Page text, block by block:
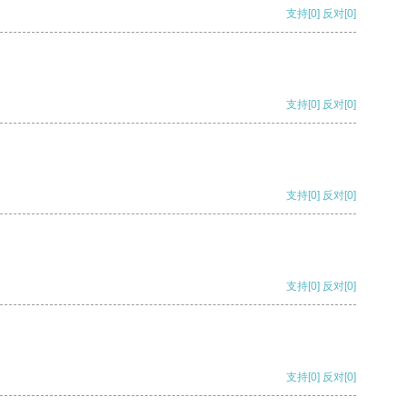
支持[0] 反对[0]
支持[0] 反对[0]
支持[0] 反对[0]
支持[0] 反对[0]
支持[0] 反对[0]